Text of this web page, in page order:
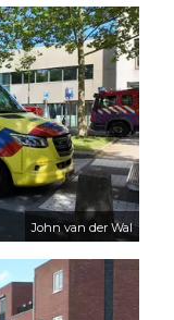
John van der Wal